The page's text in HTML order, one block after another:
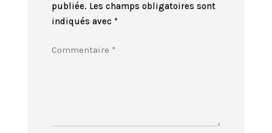
publiée. Les champs obligatoires sont
indiqués avec *